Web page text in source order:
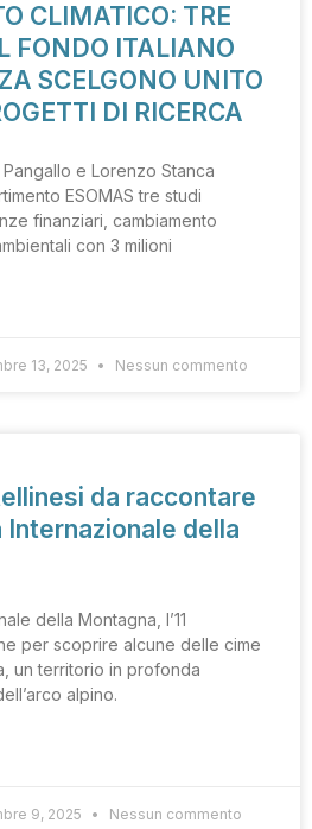
CLIMATICO: TRE
FONDO ITALIANO
SCELGONO UNITO
DI RICERCA
e Lorenzo Stanca
ESOMAS tre studi
finanziari, cambiamento
con 3 milioni
13, 2025 Nessun commento
da raccontare
Internazionale della
della Montagna, l’11
per scoprire alcune delle cime
un territorio in profonda
alpino.
9, 2025 Nessun commento